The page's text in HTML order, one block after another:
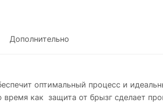
Дополнительно
оптимальный процесс и
как защита от брызг сделает